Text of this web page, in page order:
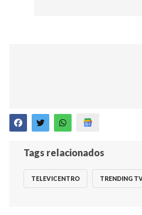
Tags relacionados
TELEVICENTRO TRENDING